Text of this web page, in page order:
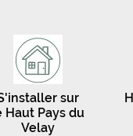
sur
Haut Pays du
Velay